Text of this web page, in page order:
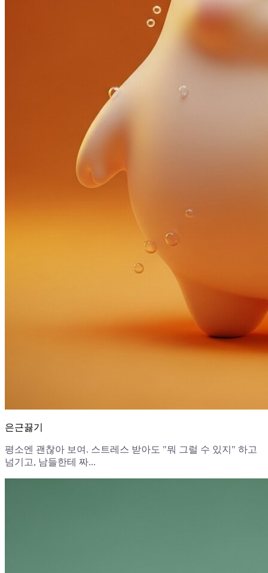
은근끓기
평소엔 괜찮아 보여. 스트레스 받아도 "뭐 그럴 수 있지" 하고
넘기고, 남들한테 짜...